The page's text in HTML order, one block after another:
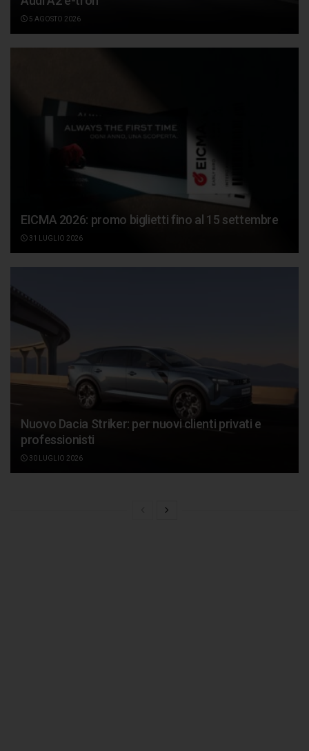
5 AGOSTO 2026
EICMA 2026: promo biglietti fino al 15 settembre
31 LUGLIO 2026
Nuovo Dacia Striker: per nuovi clienti privati e
professionisti
30 LUGLIO 2026